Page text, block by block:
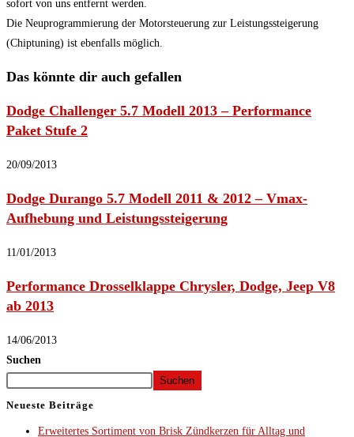
sofort von uns entfernt werden.
Die Neuprogrammierung der Motorsteuerung zur Leistungssteigerung
(Chiptuning) ist ebenfalls möglich.
Das könnte dir auch gefallen
Dodge Challenger 5.7 Modell 2013 – Performance
Paket Stufe 2
20/09/2013
Dodge Durango 5.7 Modell 2011 & 2012 – Vmax-
Aufhebung und Leistungssteigerung
11/01/2013
Performance Drosselklappe Chrysler, Dodge, Jeep V8
ab 2013
14/06/2013
Suchen
Suchen
Neueste Beiträge
Erweitertes Sortiment von Brisk Zündkerzen für Alltag und